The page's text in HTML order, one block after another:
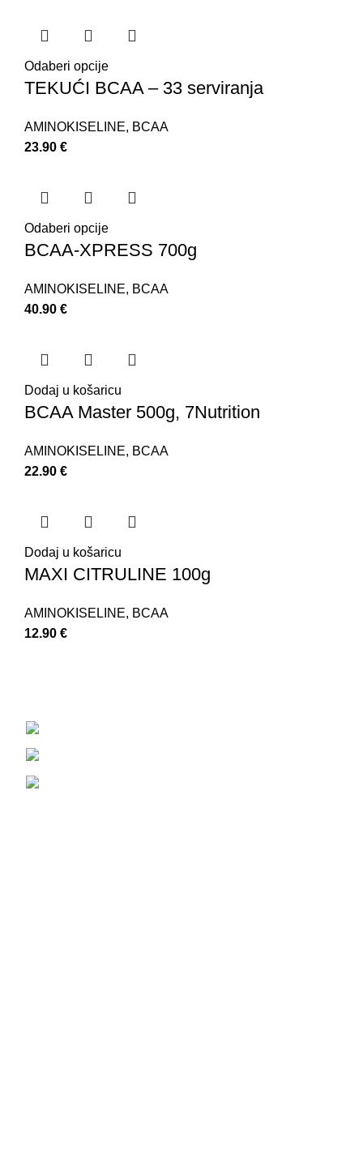
Odaberi opcije
TEKUĆI BCAA – 33 serviranja
AMINOKISELINE, BCAA
23.90 €
Odaberi opcije
BCAA-XPRESS 700g
AMINOKISELINE, BCAA
40.90 €
Dodaj u košaricu
BCAA Master 500g, 7Nutrition
AMINOKISELINE, BCAA
22.90 €
Dodaj u košaricu
MAXI CITRULINE 100g
AMINOKISELINE, BCAA
12.90 €